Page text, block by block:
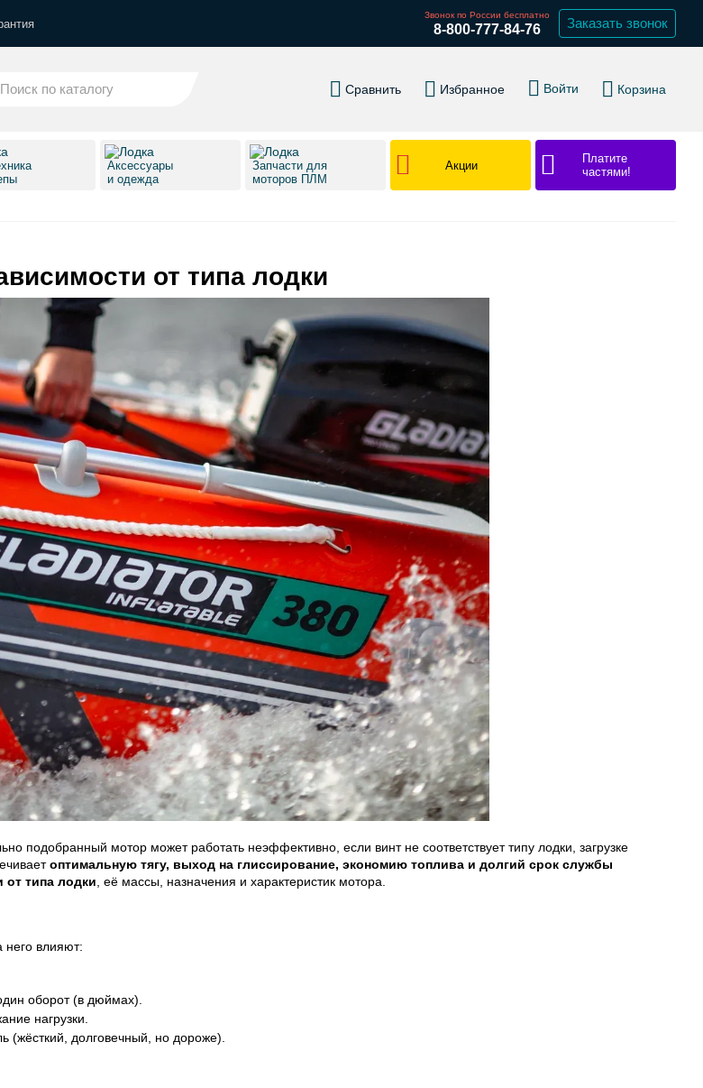
Звонок по России бесплатно
8-800-777-84-76 Заказать звонок
Сравнить Избранное Войти Корзина
Аксессуары
и одежда
Запчасти для
моторов ПЛМ
Акции
Платите
частями!
от типа лодки
подобранный мотор может работать неэффективно, если винт не соответствует типу лодки, загрузке
оптимальную тягу, выход на глиссирование, экономию топлива и долгий срок службы
от типа лодки , её массы, назначения и характеристик мотора.
него влияют:
оборот (в дюймах).
нагрузки.
долговечный, но дороже).